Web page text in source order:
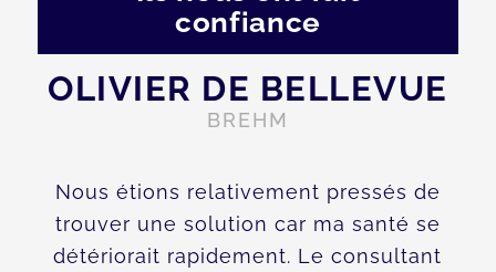
confiance
Nous étions relativement pressés de
trouver une solution car ma santé se
détériorait rapidement. Le consultant
OLIVIER DE BELLEVUE
BREHM